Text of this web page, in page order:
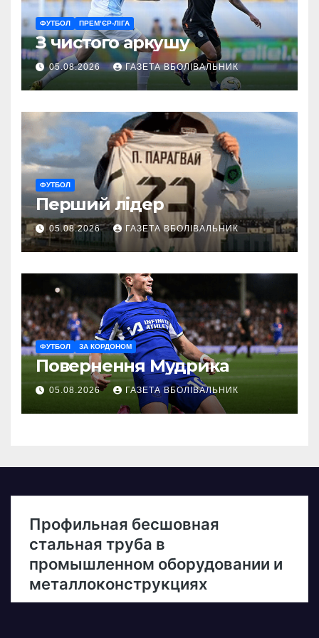
ФУТБОЛ ПРЕМ’ЄР-ЛІГА
З чистого аркушу
05.08.2026 ГАЗЕТА ВБОЛІВАЛЬНИК
ФУТБОЛ
Перший лідер
05.08.2026 ГАЗЕТА ВБОЛІВАЛЬНИК
ФУТБОЛ ЗА КОРДОНОМ
Повернення Мудрика
05.08.2026 ГАЗЕТА ВБОЛІВАЛЬНИК